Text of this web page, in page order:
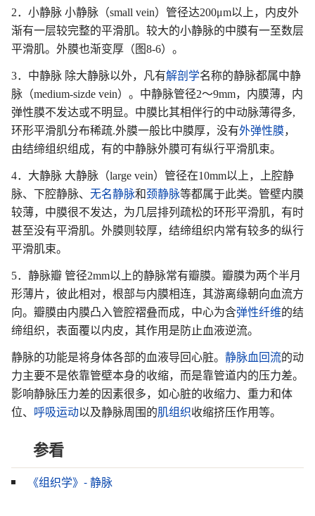
2．小静脉 小静脉（small vein）管径达200μm以上，内皮外
渐有一层较完整的平滑肌。较大的小静脉的中膜有一至数层
平滑肌。外膜也渐变厚（图8-6）。
3．中静脉 除大静脉以外，凡有解剖学名称的静脉都属中静
脉（medium-sizde vein）。中静脉管径2～9mm，内膜薄，内
弹性膜不发达或不明显。中膜比其相伴行的中动脉薄得多,
环形平滑肌分布稀疏.外膜一般比中膜厚，没有外弹性膜，
由结缔组织组成，有的中静脉外膜可有纵行平滑肌束。
4．大静脉 大静脉（large vein）管径在10mm以上，上腔静
脉、下腔静脉、 无名静脉和颈静脉等都属于此类。管壁内膜
较薄，中膜很不发达，为几层排列疏松的环形平滑肌，有时
甚至没有平滑肌。外膜则较厚，结缔组织内常有较多的纵行
平滑肌束。
5．静脉瓣 管径2mm以上的静脉常有瓣膜。瓣膜为两个半月
形薄片，彼此相对，根部与内膜相连，其游离缘朝向血流方
向。瓣膜由内膜凸入管腔褶叠而成，中心为含弹性纤维的结
缔组织，表面覆以内皮，其作用是防止血液逆流。
静脉的功能是将身体各部的血液导回心脏。 静脉血回流的动
力主要不是依靠管壁本身的收缩，而是靠管道内的压力差。
影响静脉压力差的因素很多，如心脏的收缩力、重力和体
位、
呼吸运动以及静脉周围的肌组织收缩挤压作用等。
参看
《组织学》- 静脉